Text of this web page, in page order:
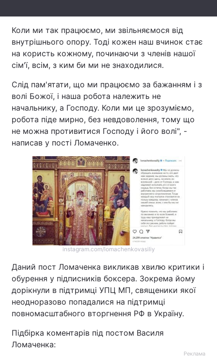
Тема оформлення
Коли ми так працюємо, ми звільняємося від
внутрішнього опору. Тоді кожен наш вчинок стає
на користь кожному, починаючи з членів нашої
сім'ї, всім, з ким би ми не знаходилися.
Слід пам'ятати, що ми працюємо за бажанням і з
волі Божої, і наша робота належить не
начальнику, а Господу. Коли ми це зрозуміємо,
робота піде мирно, без невдоволення, тому що
не можна противитися Господу і його волі", -
написав у пості Ломаченко.
instagram.com/lomachenkovasiliy
Даний пост Ломаченка викликав хвилю критики і
обурення у підписників боксера. Зокрема йому
дорікнули в підтримці УПЦ МП, священики якої
неодноразово попадалися на підтримці
повномасштабного вторгнення РФ в Україну.
Підбірка коментарів під постом Василя
Ломаченка:
Реклама